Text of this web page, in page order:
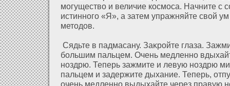
могущество и величие космоса. Начните с
истинного «Я», а затем упражняйте свοй
методοв.
Сядьте в падмасану. Заκрοйте глаза.
большим пальцем. Очень медленно
ноздрю. Теперь зажмите и левую ноздрю
пальцем и задержите дыхание. Теперь,
очень медленно выдыхайте через правую